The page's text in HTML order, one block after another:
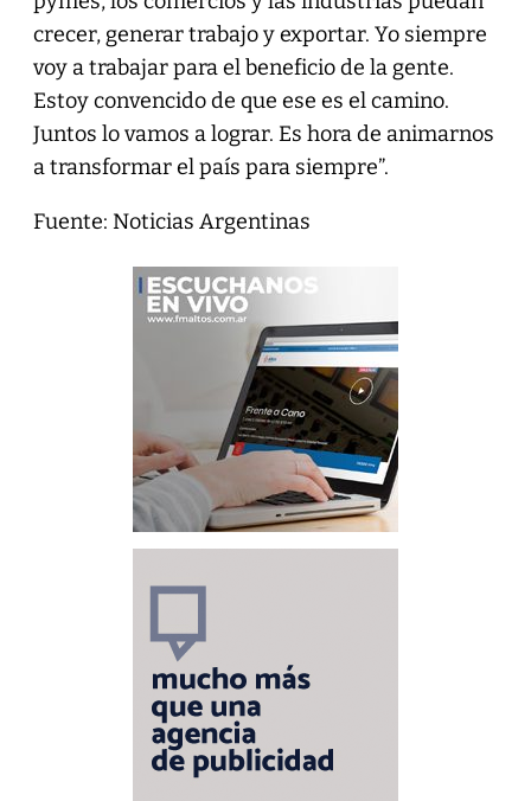
crecer, generar trabajo y exportar. Yo siempre
voy a trabajar para el beneficio de la gente.
Estoy convencido de que ese es el camino.
Juntos lo vamos a lograr. Es hora de animarnos
a transformar el país para siempre”.
Fuente: Noticias Argentinas